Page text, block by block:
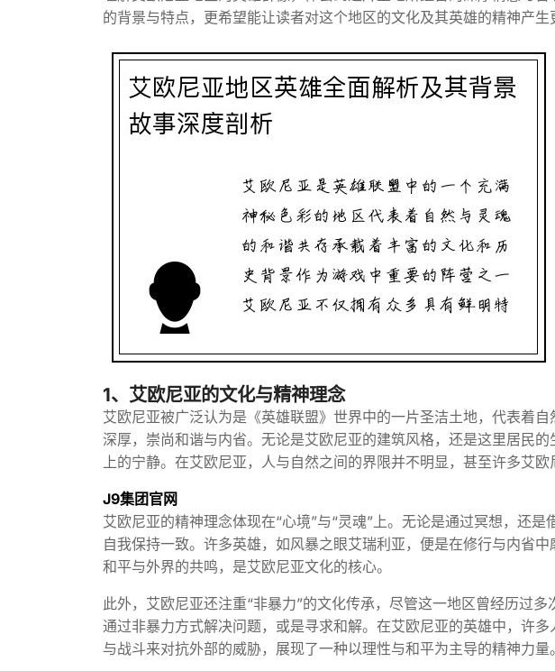
的背景与特点，更希望能让读者对这个地区的文化及其英雄的精神产生
1、艾欧尼亚的文化与精神理念
艾欧尼亚被广泛认为是《英雄联盟》世界中的一片圣洁土地，代表着
深厚，崇尚和谐与内省。无论是艾欧尼亚的建筑风格，还是这里居民
上的宁静。在艾欧尼亚，人与自然之间的界限并不明显，甚至许多艾欧
J9集团官网
艾欧尼亚的精神理念体现在“心境”与“灵魂”上。无论是通过冥想，还
自我保持一致。许多英雄，如风暴之眼艾瑞利亚，便是在修行与内省
和平与外界的共鸣，是艾欧尼亚文化的核心。
此外，艾欧尼亚还注重“非暴力”的文化传承，尽管这一地区曾经历过
通过非暴力方式解决问题，或是寻求和解。在艾欧尼亚的英雄中，许
与战斗来对抗外部的威胁，展现了一种以理性与和平为主导的精神力量。